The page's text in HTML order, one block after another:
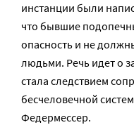
инстанции были
что бывшие
опасность и не
людьми. Речь идет о
стала следствием
бесчеловечной
Федермессер.